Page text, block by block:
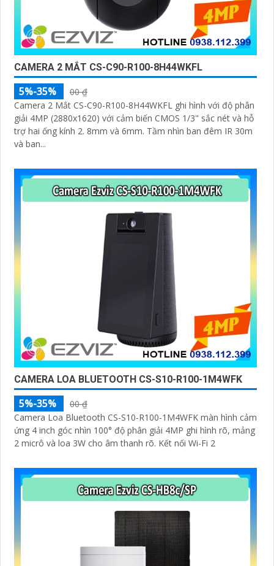
CAMERA 2 MẮT CS-C90-R100-8H44WKFL
5%-35%
00 ₫
Camera 2 Mắt CS-C90-R100-8H44WKFL ghi hình với độ phân
giải 4MP (2880x1620) với cảm biến CMOS 1/3" sắc nét và hỗ
trợ hai ống kính 2. 8mm và 6mm. Tầm nhìn ban đêm IR 30m
và ban...
CAMERA LOA BLUETOOTH CS-S10-R100-1M4WFK
5%-35%
00 ₫
Camera Loa Bluetooth CS-S10-R100-1M4WFK màn hình cảm
ứng 4 inch góc nhìn 100° độ phân giải 4MP ghi hình rõ, mảng
2 micrô và loa 3W cho âm thanh rõ. Kết nối Wi-Fi 2